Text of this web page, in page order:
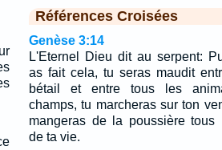
Références Croisées
Genèse 3:14
L'Eternel Dieu dit au serpent:
as fait cela, tu seras maudit
bétail et entre tous les
champs, tu marcheras sur ton
mangeras de la poussière tous
de ta vie.